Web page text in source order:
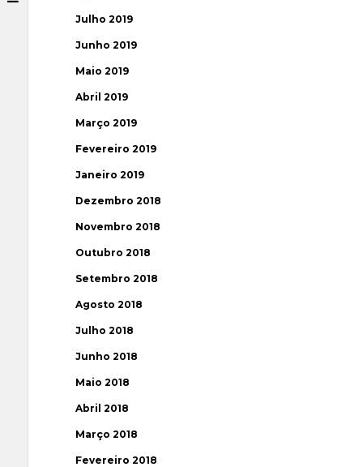
Julho 2019
Junho 2019
Maio 2019
Abril 2019
Março 2019
Fevereiro 2019
Janeiro 2019
Dezembro 2018
Novembro 2018
Outubro 2018
Setembro 2018
Agosto 2018
Julho 2018
Junho 2018
Maio 2018
Abril 2018
Março 2018
Fevereiro 2018